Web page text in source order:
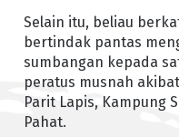
Selain itu, beliau
bertindak pantas
sumbangan kepada
peratus musnah
Parit Lapis, Kampung
Pahat.